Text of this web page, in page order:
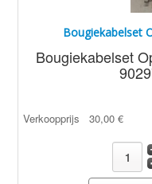
Bougiekabelset
Bougiekabelset
Verkoopprijs 30,00 €